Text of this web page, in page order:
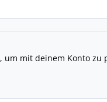
, um mit deinem Konto zu